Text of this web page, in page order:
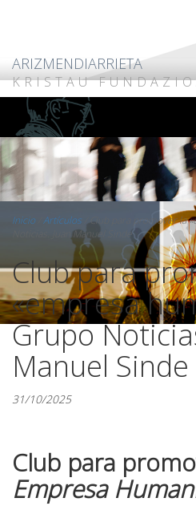
ARIZMENDIARRIETA
KRISTAU
Inicio/ Artículos /Club para promover la
Noticias. Juan Manuel Sinde
Club para
«empresa
Grupo
Manuel Sinde
31/10/2025
Club para
Empresa